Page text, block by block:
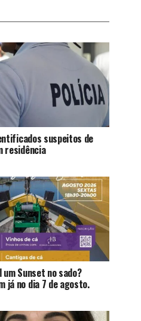
suspeitos de
residência
um Sunset no sado?
já no dia 7 de agosto.